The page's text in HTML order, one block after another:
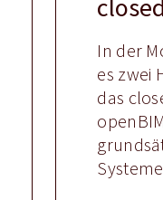
In der
es zwei
das